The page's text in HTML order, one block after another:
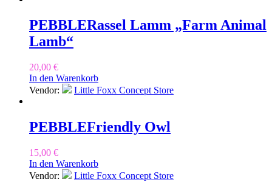
PEBBLERassel Lamm „Farm Animal
Lamb“
20,00 €
In den Warenkorb
Vendor:
Little Foxx Concept Store
PEBBLEFriendly Owl
15,00 €
In den Warenkorb
Vendor:
Little Foxx Concept Store